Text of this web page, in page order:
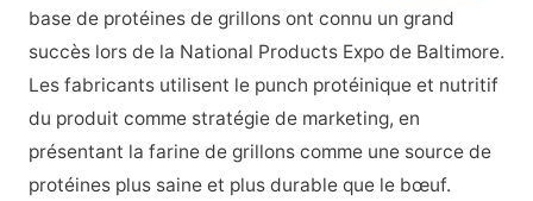
base de protéines de grillons ont connu un grand
succès lors de la National Products Expo de Baltimore.
Les fabricants utilisent le punch protéinique et nutritif
du produit comme stratégie de marketing, en
présentant la farine de grillons comme une source de
protéines plus saine et plus durable que le bœuf.